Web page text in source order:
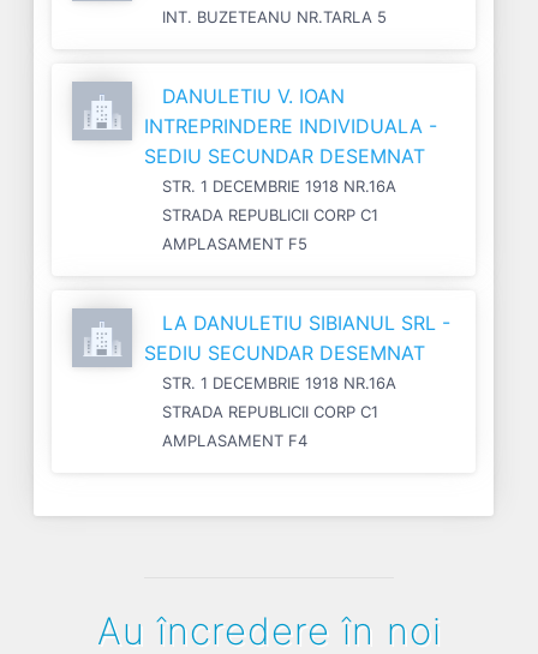
INT. BUZETEANU NR.TARLA 5
DANULETIU V. IOAN
INTREPRINDERE INDIVIDUALA -
SEDIU SECUNDAR DESEMNAT
STR. 1 DECEMBRIE 1918 NR.16A
STRADA REPUBLICII CORP C1
AMPLASAMENT F5
LA DANULETIU SIBIANUL SRL -
SEDIU SECUNDAR DESEMNAT
STR. 1 DECEMBRIE 1918 NR.16A
STRADA REPUBLICII CORP C1
AMPLASAMENT F4
Au încredere în noi